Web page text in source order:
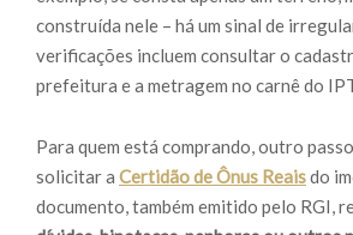
construída nele – há um sinal de
verificações incluem consultar o
prefeitura e a metragem no carnê do
Para quem está comprando, outro
solicitar a Certidão de Ônus Reaisdo
documento, também emitido pelo RGI,